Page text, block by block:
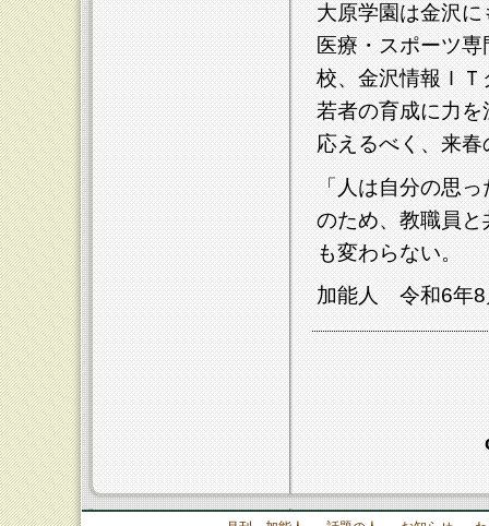
大原学園は金沢
医療・スポーツ
校、金沢情報Ｉ
若者の育成に力
応えるべく、来
「人は自分の思
のため、教職員
も変わらない。
加能人 令和6年8